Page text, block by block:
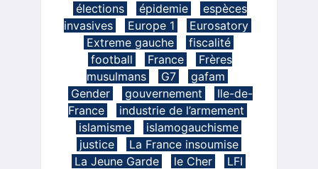
élections
épidemie
espèces
invasives
Europe 1
Eurosatory
Extreme gauche
fiscalité
football
France
Frères
musulmans
G7
gafam
Gender
gouvernement
Ile-de-
France
industrie de l’armement
islamisme
islamogauchisme
justice
La France insoumise
La Jeune Garde
le Cher
LFI